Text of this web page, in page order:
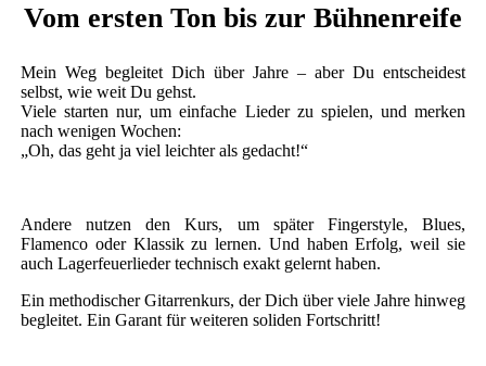
Vom ersten Ton bis zur Bühnenreife
Mein Weg begleitet Dich über Jahre – aber Du entscheidest
selbst, wie weit Du gehst.
Viele starten nur, um einfache Lieder zu spielen, und merken
nach wenigen Wochen:
„Oh, das geht ja viel leichter als gedacht!“
Andere nutzen den Kurs, um später Fingerstyle, Blues,
Flamenco oder Klassik zu lernen. Und haben Erfolg, weil sie
auch Lagerfeuerlieder technisch exakt gelernt haben.
Ein methodischer Gitarrenkurs, der Dich über viele Jahre hinweg
begleitet. Ein Garant für weiteren soliden Fortschritt!